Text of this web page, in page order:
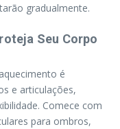
gradualmente.
Seu Corpo
é
e articulações,
Comece com
para ombros,